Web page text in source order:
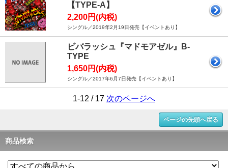
【TYPE-A】
2,200円(内税)
シングル／2019年2月19日発売【イベントあり】
ビバラッシュ『マドモアゼル』B-
TYPE
1,650円(内税)
シングル／2017年6月7日発売【イベントあり】
1-12 / 17 次のページへ
ページの先頭へ戻る
商品検索